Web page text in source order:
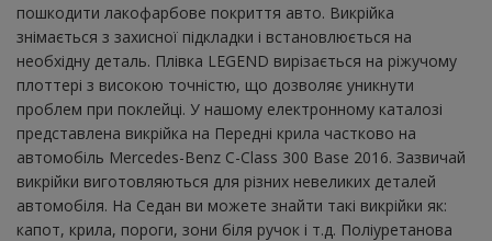
пошкодити лакофарбове покриття авто. Викрійка
знімається з захисної підкладки і встановлюється на
необхідну деталь. Плівка LEGEND вирізається на ріжучому
плоттері з високою точністю, що дозволяє уникнути
проблем при поклейці. У нашому електронному каталозі
представлена ​​викрійка на Передні крила частково на
автомобіль Mercedes-Benz C-Class 300 Base 2016. Зазвичай
викрійки виготовляються для різних невеликих деталей
автомобіля. На Седан ви можете знайти такі викрійки як:
капот, крила, пороги, зони біля ручок і т.д. Поліуретанова